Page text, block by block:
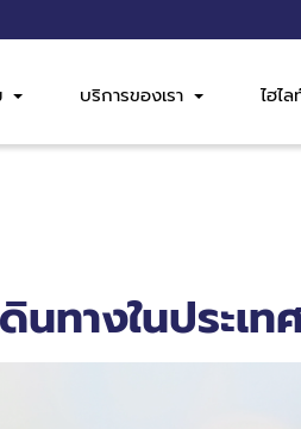
บริการของเรา ไฮไล
นทางในประเ